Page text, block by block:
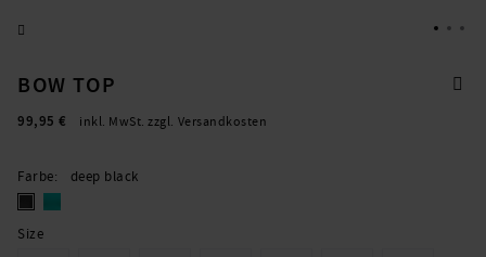
BOW TOP
99,95 € inkl. MwSt. zzgl. Versandkosten
Farbe deep black
Size